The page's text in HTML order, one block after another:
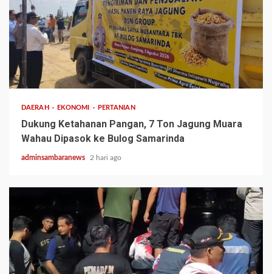
1 min read
DAERAH EKONOMI PERTANIAN
Dukung Ketahanan Pangan, 7 Ton Jagung Muara
Wahau Dipasok ke Bulog Samarinda
adminsambaranews 2 hari ago